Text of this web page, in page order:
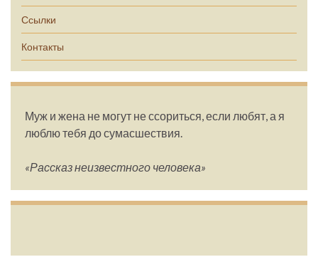
Ссылки
Контакты
Муж и жена не могут не ссориться, если любят, а я
люблю тебя до сумасшествия.
«Рассказ неизвестного человека»